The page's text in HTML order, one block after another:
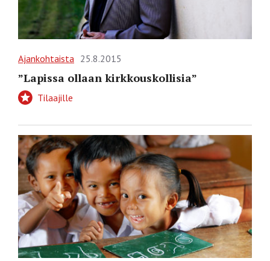
Ajankohtaista 25.8.2015
”Lapissa ollaan kirkkouskollisia”
Tilaajille